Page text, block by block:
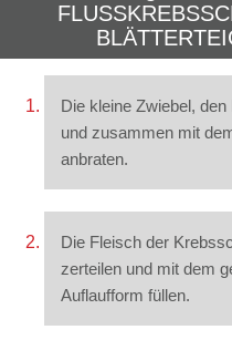
Die kleine Zwiebel,
und zusammen mit
anbraten.
Die Fleisch der
zerteilen und mit dem
Auflaufform füllen.